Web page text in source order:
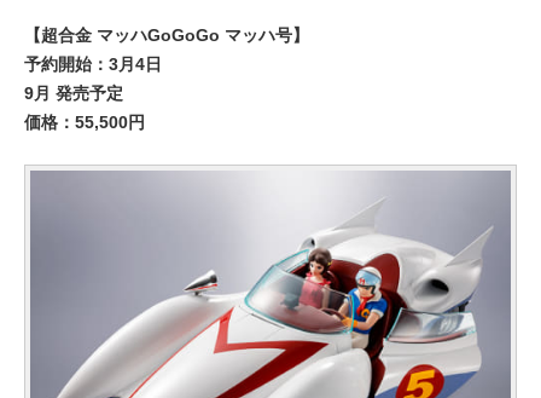
【超合金 マッハGoGoGo マッハ号】
予約開始：3月4日
9月 発売予定
価格：55,500円